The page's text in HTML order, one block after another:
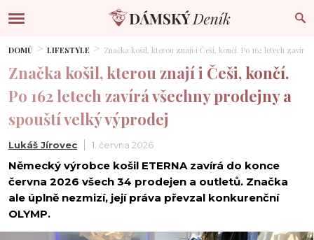
DOMŮ LIFESTYLE Značka košil, kterou znají i Češi, končí. Po 162 letech
Značka košil, kterou znají i Češi, končí.
Po 162 letech zavírá všechny prodejny a
spouští velký výprodej
Lukáš Jírovec 1. června 2026
Německý výrobce košil ETERNA zavírá do konce
června 2026 všech 34 prodejen a outletů. Značka
ale úplně nezmizí, její práva převzal konkurenční
OLYMP.